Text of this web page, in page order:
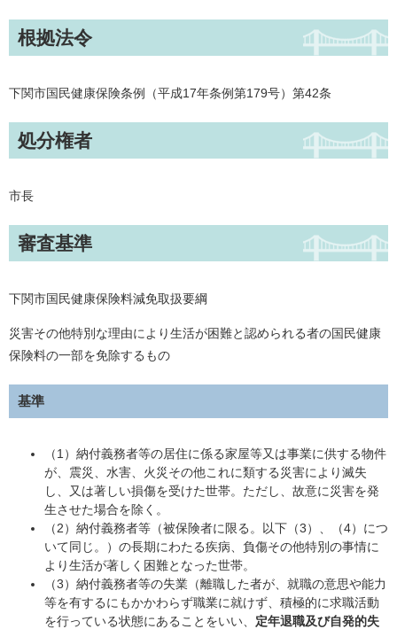
根拠法令
下関市国民健康保険条例（平成17年条例第179号）第42条
処分権者
市長
審査基準
下関市国民健康保険料減免取扱要綱
災害その他特別な理由により生活が困難と認められる者の国民健康
保険料の一部を免除するもの
基準
（1）納付義務者等の居住に係る家屋等又は事業に供する物件
が、震災、水害、火災その他これに類する災害により滅失
し、又は著しい損傷を受けた世帯。ただし、故意に災害を発
生させた場合を除く。
（2）納付義務者等（被保険者に限る。以下（3）、（4）につ
いて同じ。）の長期にわたる疾病、負傷その他特別の事情に
より生活が著しく困難となった世帯。
（3）納付義務者等の失業（離職した者が、就職の意思や能力
等を有するにもかかわらず職業に就けず、積極的に求職活動
を行っている状態にあることをいい、 定年退職及び自発的失